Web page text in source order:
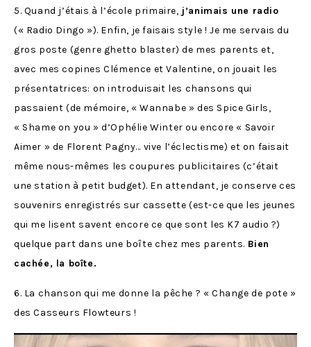
5. Quand j’étais à l’école primaire, j’animais une radio
(« Radio Dingo »). Enfin, je faisais style ! Je me servais du
gros poste (genre ghetto blaster) de mes parents et,
avec mes copines Clémence et Valentine, on jouait les
présentatrices: on introduisait les chansons qui
passaient (de mémoire, « Wannabe » des Spice Girls,
« Shame on you » d’Ophélie Winter ou encore « Savoir
Aimer » de Florent Pagny… vive l’éclectisme) et on faisait
même nous-mêmes les coupures publicitaires (c’était
une station à petit budget). En attendant, je conserve ces
souvenirs enregistrés sur cassette (est-ce que les jeunes
qui me lisent savent encore ce que sont les K7 audio ?)
quelque part dans une boîte chez mes parents. Bien
cachée, la boîte.
6. La chanson qui me donne la pêche ? « Change de pote »
des Casseurs Flowteurs !